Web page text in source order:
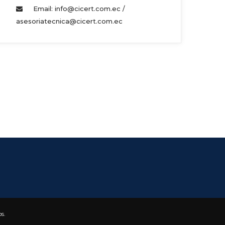
Email: info@cicert.com.ec /
asesoriatecnica@cicert.com.ec